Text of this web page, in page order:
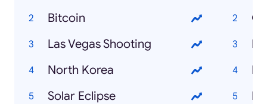
Bitcoin
Las Vegas Shooting
North Korea
Solar Eclipse